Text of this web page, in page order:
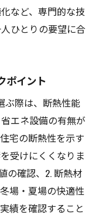
など、専門的な技
ひとりの要望に合
ポイント
ぶ際は、断熱性能
エネ設備の有無が
宅の断熱性を示す
受けにくくなりま
の確認、2. 断熱材
場・夏場の快適性
績を確認すること